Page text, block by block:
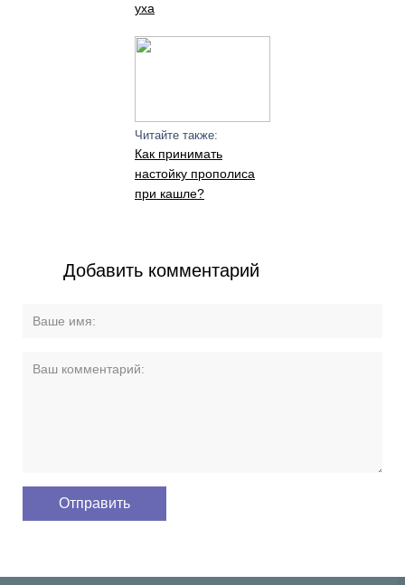
уха
Читайте также:
Как принимать
настойку прополиса
при кашле?
Добавить комментарий